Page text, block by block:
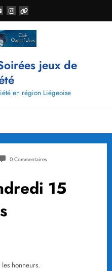
jeux de
en région Liégeoise
0 Commentaires
15
honneurs.